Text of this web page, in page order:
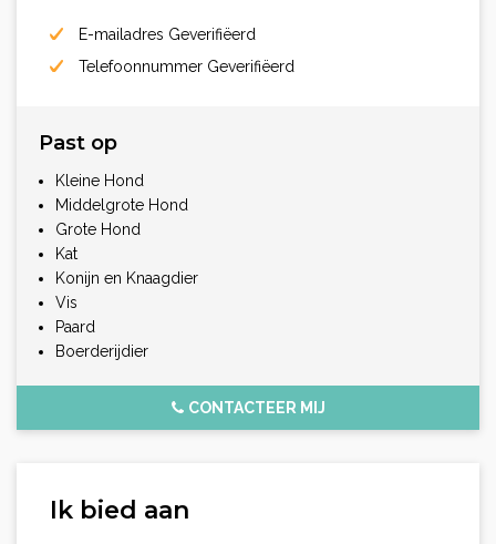
E-mailadres Geverifiëerd
Telefoonnummer Geverifiëerd
Past op
Kleine Hond
Middelgrote Hond
Grote Hond
Kat
Konijn en Knaagdier
Vis
Paard
Boerderijdier
CONTACTEER MIJ
Ik bied aan